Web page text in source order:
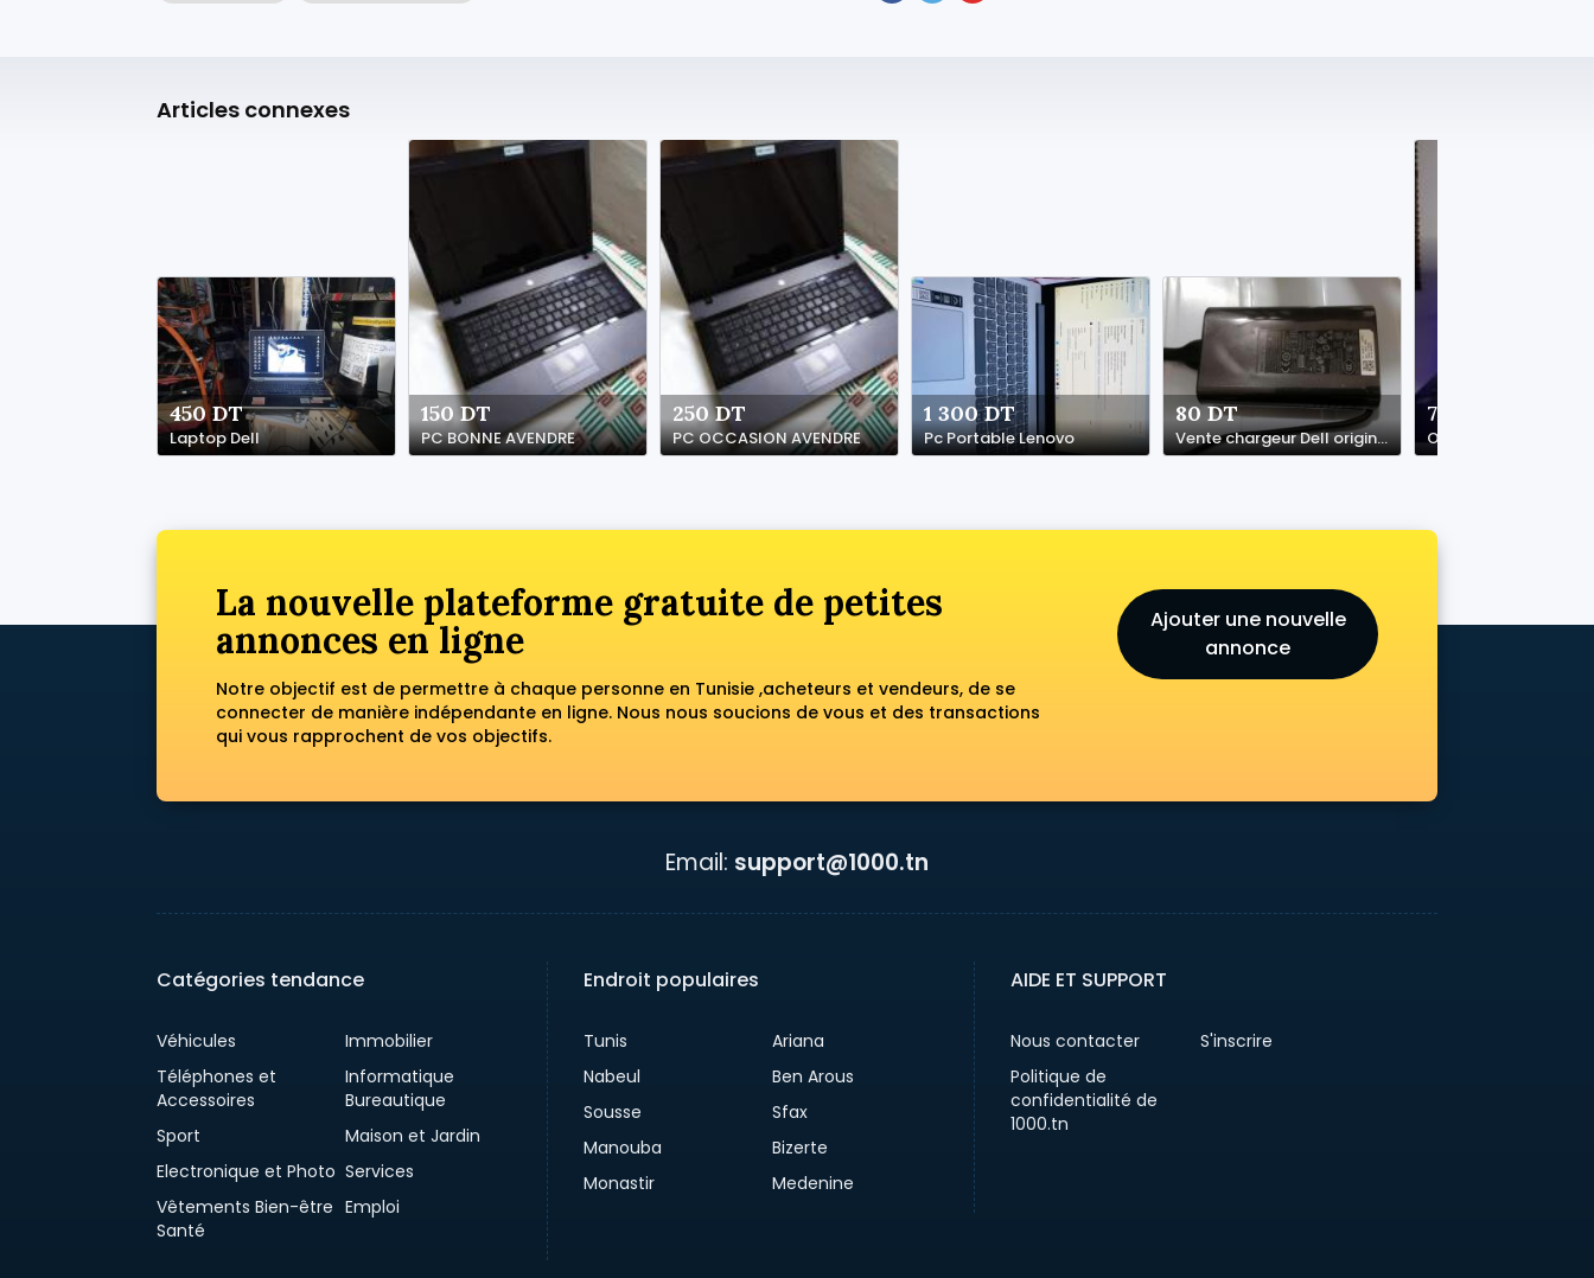
Articles connexes
450 DT
Laptop Dell
150 DT
PC BONNE AVENDRE
250 DT
PC OCCASION AVENDRE
1 300 DT
Pc Portable Lenovo
80 DT
Vente chargeur Dell original
700 DT
Odinateur asus
La nouvelle plateforme gratuite de petites
annonces en ligne
Notre objectif est de permettre à chaque personne en Tunisie ,acheteurs et vendeurs, de se
connecter de manière indépendante en ligne. Nous nous soucions de vous et des transactions
qui vous rapprochent de vos objectifs.
Ajouter une nouvelle
annonce
Email: support@1000.tn
Catégories tendance
Véhicules
Immobilier
Téléphones et
Accessoires
Informatique
Bureautique
Sport
Maison et Jardin
Electronique et Photo Services
Vêtements Bien-être
Santé
Emploi
Endroit populaires
Tunis
Ariana
Nabeul
Ben Arous
Sousse
Sfax
Manouba
Bizerte
Monastir
Medenine
AIDE ET SUPPORT
Nous contacter
S'inscrire
Politique de
confidentialité de
1000.tn